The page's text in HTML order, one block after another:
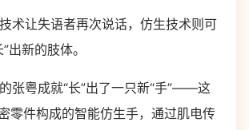
让失语者再次说话，仿生技术则可
出新的肢体。
粤成就“长”出了一只新“手”——这
零件构成的智能仿生手，通过肌电传